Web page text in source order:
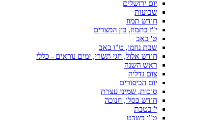
יום ירושלים
שבועות
חודש תמוז
י"ז בתמוז, בין המצרים
ט' באב
שבת נחמו, ט"ו באב
חודש אלול, חגי תשרי, ימים נוראים - כללי
ראש השנה
צום גדליה
יום הכיפורים
סוכות, שמיני עצרת
חודש כסלו, חנוכה
י' בטבת
ט"ו בשבט